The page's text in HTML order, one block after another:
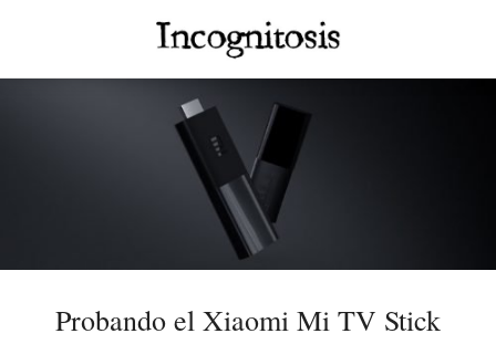
Probando el Xiaomi Mi TV Stick